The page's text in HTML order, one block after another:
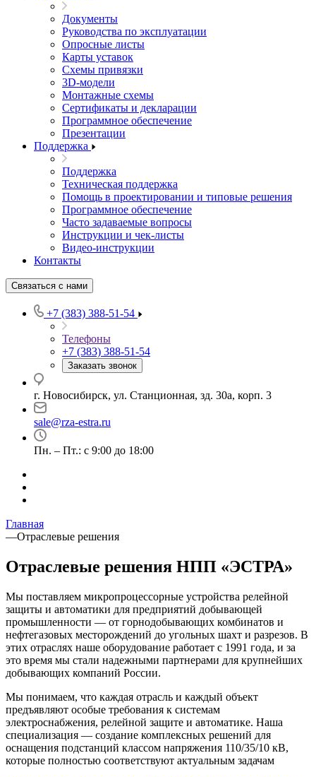
Документы
Руководства по эксплуатации
Опросные листы
Карты уставок
Схемы привязки
3D-модели
Монтажные схемы
Сертификаты и декларации
Программное обеспечение
Презентации
Поддержка
Поддержка
Техническая поддержка
Помощь в проектировании и типовые решения
Программное обеспечение
Часто задаваемые вопросы
Инструкции и чек-листы
Видео-инструкции
Контакты
Связаться с нами
+7 (383) 388-51-54
Телефоны
+7 (383) 388-51-54
Заказать звонок
г. Новосибирск, ул. Станционная, зд. 30а, корп. 3
sale@rza-estra.ru
Пн. – Пт.: с 9:00 до 18:00
Главная
—Отраслевые решения
Отраслевые решения НПП «ЭСТРА»
Мы поставляем микропроцессорные устройства релейной
защиты и автоматики для предприятий добывающей
промышленности — от горнодобывающих комбинатов и
нефтегазовых месторождений до угольных шахт и разрезов. В
этих отраслях наше оборудование работает с 1991 года, и за
это время мы стали надежными партнерами для крупнейших
добывающих компаний России.
Мы понимаем, что каждая отрасль и каждый объект
предъявляют особые требования к системам
электроснабжения, релейной защите и автоматике. Наша
специализация — создание комплексных решений для
оснащения подстанций классом напряжения 110/35/10 кВ,
которые полностью соответствуют актуальным задачам